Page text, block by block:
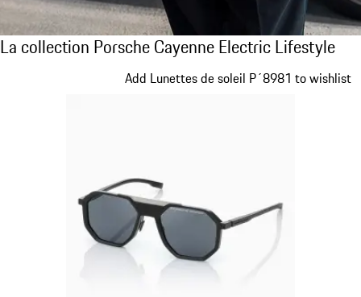
La collection Porsche Cayenne Electric
La collection Porsche Cayenne Electric Lifestyle
Add Lunettes de soleil P´8981 to wishlist